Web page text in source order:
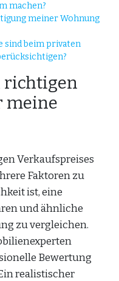
machen?
meiner Wohnung
sind beim privaten
richtigen
meine
Verkaufspreises
Faktoren zu
ist, eine
und ähnliche
zu vergleichen.
Bewertung
realistischer